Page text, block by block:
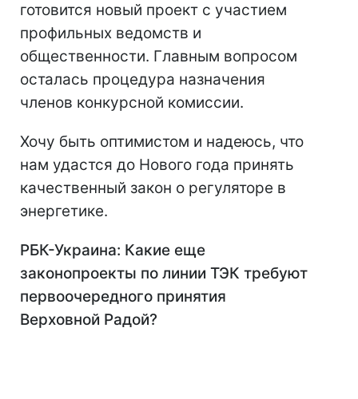
готовится новый проект с участием
профильных ведомств и
общественности. Главным вопросом
осталась процедура назначения
членов конкурсной комиссии.
Хочу быть оптимистом и надеюсь, что
нам удастся до Нового года принять
качественный закон о регуляторе в
энергетике.
РБК-Украина: Какие еще
законопроекты по линии ТЭК требуют
первоочередного принятия
Верховной Радой?